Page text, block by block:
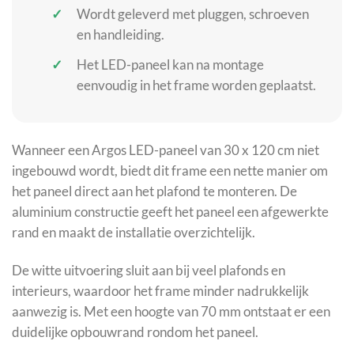
Wordt geleverd met pluggen, schroeven
en handleiding.
Het LED-paneel kan na montage
eenvoudig in het frame worden geplaatst.
Wanneer een Argos LED-paneel van 30 x 120 cm niet
ingebouwd wordt, biedt dit frame een nette manier om
het paneel direct aan het plafond te monteren. De
aluminium constructie geeft het paneel een afgewerkte
rand en maakt de installatie overzichtelijk.
De witte uitvoering sluit aan bij veel plafonds en
interieurs, waardoor het frame minder nadrukkelijk
aanwezig is. Met een hoogte van 70 mm ontstaat er een
duidelijke opbouwrand rondom het paneel.